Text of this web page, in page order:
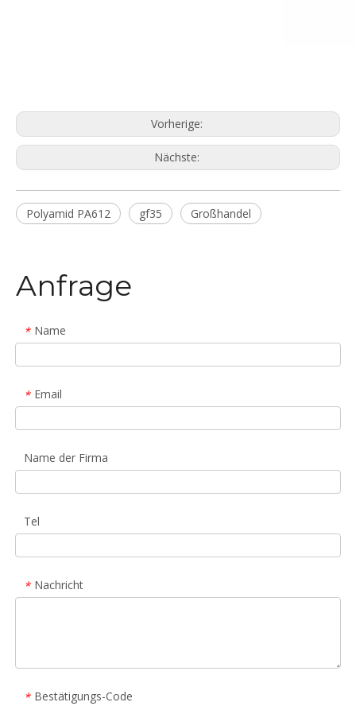
Vorherige:
Nächste:
Polyamid PA612 gf35 Großhandel
Anfrage
* Name
* Email
Name der Firma
Tel
* Nachricht
* Bestätigungs-Code